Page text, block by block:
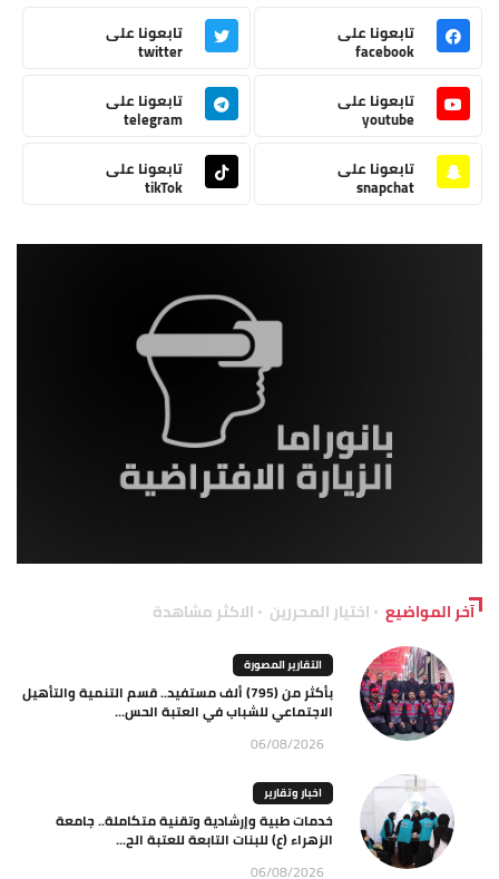
تابعونا على
facebook
تابعونا على
twitter
تابعونا على
youtube
تابعونا على
telegram
تابعونا على
snapchat
تابعونا على
tikTok
آخر المواضيع اختيار المحررين الاكثر مشاهدة
التقارير المصورة
بأكثر من (795) ألف مستفيد.. قسم التنمية والتأهيل
الاجتماعي للشباب في العتبة الحس...
06/08/2026
اخبار وتقارير
خدمات طبية وإرشادية وتقنية متكاملة.. جامعة
الزهراء (ع) للبنات التابعة للعتبة الح...
06/08/2026